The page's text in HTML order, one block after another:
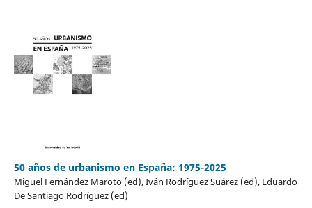
50 años de urbanismo en España: 1975-2025
Miguel Fernández Maroto (ed), Iván Rodríguez Suárez (ed), Eduardo
De Santiago Rodríguez (ed)